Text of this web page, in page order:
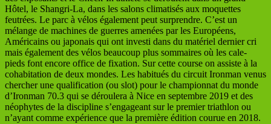
Hôtel, le Shangri-La, dans les salons climatisés aux moquettes
feutrées. Le parc à vélos également peut surprendre. C’est un
mélange de machines de guerres amenées par les Européens,
Américains ou japonais qui ont investi dans du matériel dernier cri
mais également des vélos beaucoup plus sommaires où les cale-
pieds font encore office de fixation. Sur cette course on assiste à la
cohabitation de deux mondes. Les habitués du circuit Ironman venus
chercher une qualification (ou slot) pour le championnat du monde
d’Ironman 70.3 qui se déroulera à Nice en septembre 2019 et des
néophytes de la discipline s’engageant sur le premier triathlon ou
n’ayant comme expérience que la première édition courue en 2018.